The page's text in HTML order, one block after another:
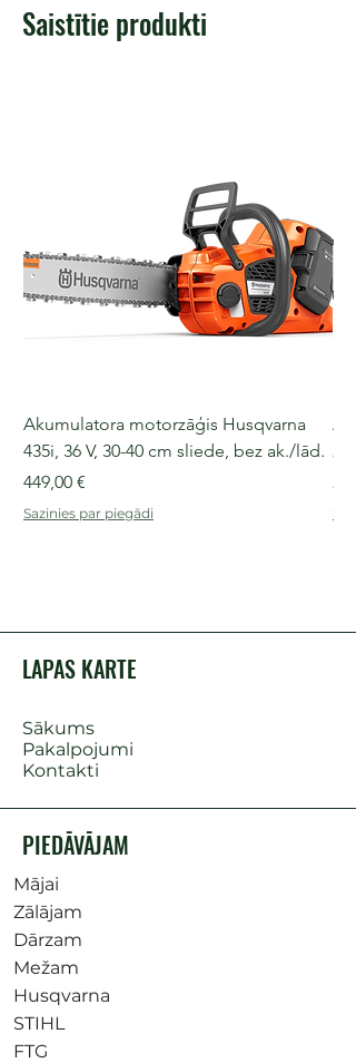
Saistītie produkti
Akumulatora motorzāģis Husqvarna
435i, 36 V, 30-40 cm sliede, bez ak./lād.
Cena
449,00 €
Sazinies par piegādi
LAPAS KARTE
Sākums
Pakalpojumi
Kontakti
PIEDĀVĀJAM
Mājai
Zālājam
Dārzam
Mežam
Husqvarna
STIHL
FTG